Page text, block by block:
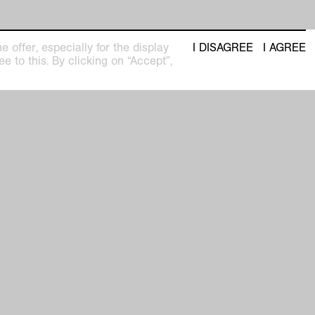
offer, especially for the display
to this. By clicking on “Accept”,
I DISAGREE I AGREE